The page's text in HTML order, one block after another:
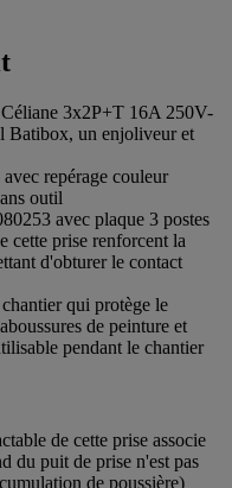
3x2P+T 16A 250V-
Batibox, un enjoliveur et
repérage couleur
outil
avec plaque 3 postes
cette prise renforcent la
d'obturer le contact
qui protège le
de peinture et
pendant le chantier
de cette prise associe
du puit de prise n'est pas
de poussière)